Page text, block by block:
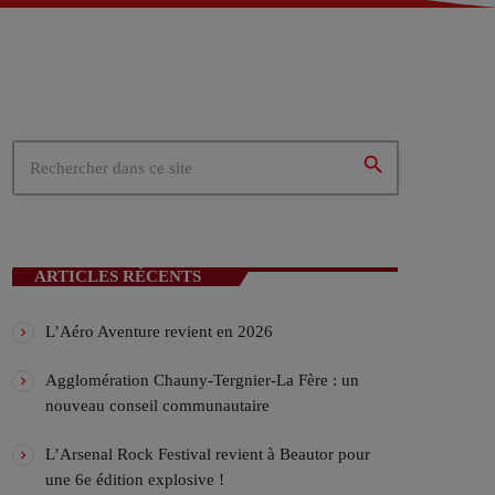
Tergnier (02)
EN COURS
07H/10H ! Avec AKSEL
search
ARTICLES RÉCENTS
L’Aéro Aventure revient en 2026
Agglomération Chauny-Tergnier-La Fère : un
nouveau conseil communautaire
L’Arsenal Rock Festival revient à Beautor pour
une 6e édition explosive !